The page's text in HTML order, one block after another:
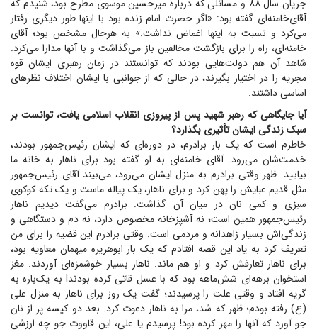
جریان سال ۸۸ و مسائلی که درباره میرحسین موسوی مطرح بود، شنیدم که
آقای‌خامنه‌ای گفته بود: «اگر حضرت امام زنده بود با اینها طور دیگری رفتار
می‌کرد و نسبت به اینها اغماض نداشت.» به هرحال مشخص بود؛ آقای
خامنه‌ای، راه را برای بازگشت مخالفین باز می‌گذاشت و با آنها مدارا می‌کرد.
شاهد آن هم دولت‌هایی بودند که توانستند در زمان رهبری ایشان قوه
مجریه را در اختیار بگیرند، در حالی که از جوانبی با ایشان اختلاف نظر‌های
اساسی داشتند.
آیا جایگاهی که رهبر شهید پس از پیروزی انقلاب اسلامی یافت، توانست بر
سبک زندگی ایشان تأثیری بگذارد؟
خاطرم است که یک بار برادرم، در دوره‌ای که ایشان رئیس‌جمهور بودند،
خدمت‌شان می‌رود. آقای خامنه‌ای به او گفته بود برای ناهار به خانه ما
بیایید. ظهر وقتی برادرم به منزل ایشان می‌رود، می‌بیند آقای رئیس‌جمهور
مثل قدیم عبایش را پهن کرد و برای ناهار، یک پیاله ماست و یک تکه کوکوی
سبزی و کمی نان در میان آن گذاشت. برادرم می‌گفت دیدیم ناهار
رئیس‌جمهور همین است؛ نه آشپزخانه مخصوص دارد، نه دم و دستگاهی و
زندگی‌اش بسیار زاهدانه و مردمی است. وقتی برادرم این قضیه را برای من
تعریف کرد به یاد این قصه افتادم که یک بار ابوهریره میهمان معاویه بود،
برای ناهار تعارفش کرد و او هم ماند. ناهار بسیار خوشمزه‌ای آوردند. مغز
استخوان برهه‌ای شش‌ماهه بود که با عسل قاتی کرده بودند! به یک‌باره به
گریه افتاد و وقتی علت را پرسیدند؛ گفت یک روز برای ناهار به منزل علی
(ع) رفته بودم؛ ظهر که شد، مرا به ناهار دعوت کرد. بعد دو کیسه پر از نان
جو آورد که آنها را مهر کرده بود! پرسیدم یا علی، این قاووت جو چه ارزشی